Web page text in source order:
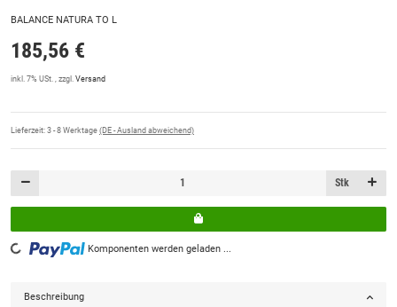
BALANCE NATURA TO L
185,56 €
inkl. 7% USt. , zzgl. Versand
Lieferzeit: 3 - 8 Werktage (DE - Ausland abweichend)
Stk
Loading... Komponenten werden geladen ...
Beschreibung